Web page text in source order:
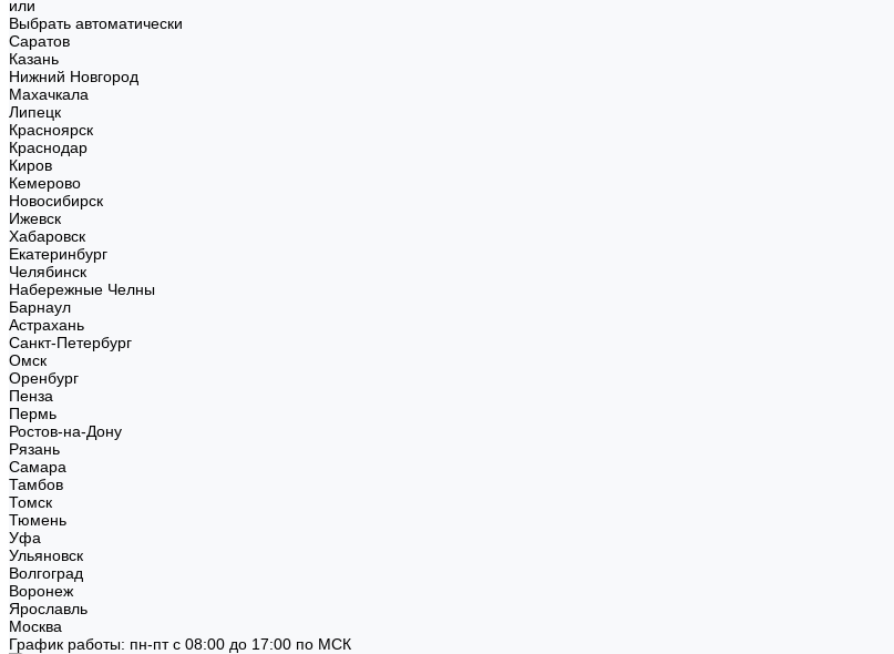
или
Выбрать автоматически
Саратов
Казань
Нижний Новгород
Махачкала
Липецк
Красноярск
Краснодар
Киров
Кемерово
Новосибирск
Ижевск
Хабаровск
Екатеринбург
Челябинск
Набережные Челны
Барнаул
Астрахань
Санкт-Петербург
Омск
Оренбург
Пенза
Пермь
Ростов-на-Дону
Рязань
Самара
Тамбов
Томск
Тюмень
Уфа
Ульяновск
Волгоград
Воронеж
Ярославль
Москва
График работы: пн-пт с 08:00 до 17:00 по МСК